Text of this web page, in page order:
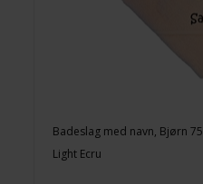
Badeslag med navn, Bjørn
Light Ecru